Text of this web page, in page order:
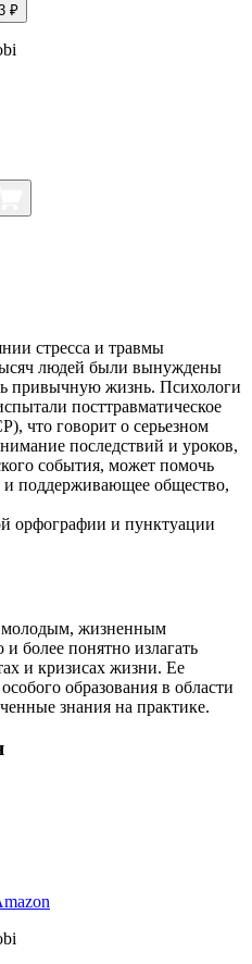
₽
стресса и травмы
людей были вынуждены
привычную жизнь. Психологи
посттравматическое
что говорит о серьезном
последствий и уроков,
события, может помочь
и поддерживающее общество,
орфографии и пунктуации
молодым, жизненным
более понятно излагать
и кризисах жизни. Ее
образования в области
знания на практике.